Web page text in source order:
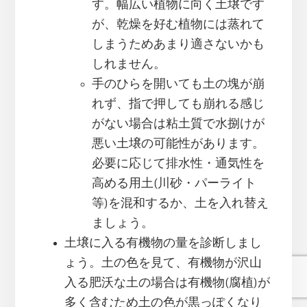
す。幅広い植物に向く土壌です
が、乾燥を好む植物には蒸れて
しまうためあまり適さないかも
しれません。
手のひらを開いても土の塊が崩
れず、指で押しても崩れる感じ
がない場合は粘土質で水捌けが
悪い土壌の可能性があります。
必要に応じて排水性・通気性を
高める用土(川砂・パーライト
等)を混和するか、土を入れ替え
ましょう。
土壌に入る有機物の量を診断しまし
ょう。土の色を見て、有機物が沢山
入る肥沃な土の場合は有機物(腐植)が
多く含むため土の色が黒っぽくなり